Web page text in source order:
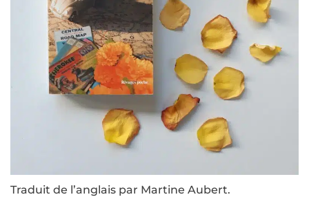
Traduit de l’anglais par Martine Aubert.